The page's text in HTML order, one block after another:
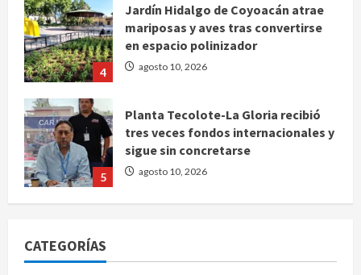
4
Jardín Hidalgo de Coyoacán atrae
mariposas y aves tras convertirse
en espacio polinizador
agosto 10, 2026
5
Planta Tecolote-La Gloria recibió
tres veces fondos internacionales y
sigue sin concretarse
agosto 10, 2026
CATEGORÍAS